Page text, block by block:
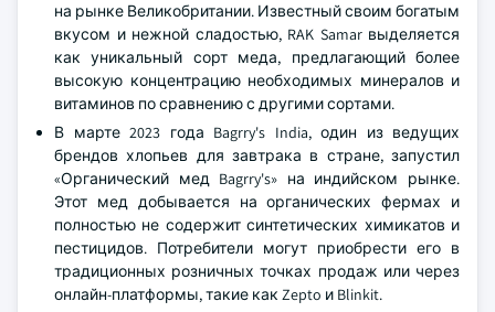
на рынке Великобритании. Известный своим богатым
вкусом и нежной сладостью, RAK Samar выделяется
как уникальный сорт меда, предлагающий более
высокую концентрацию необходимых минералов и
витаминов по сравнению с другими сортами.
В марте 2023 года Bagrry's India, один из ведущих
брендов хлопьев для завтрака в стране, запустил
«Органический мед Bagrry's» на индийском рынке.
Этот мед добывается на органических фермах и
полностью не содержит синтетических химикатов и
пестицидов. Потребители могут приобрести его в
традиционных розничных точках продаж или через
онлайн-платформы, такие как Zepto и Blinkit.